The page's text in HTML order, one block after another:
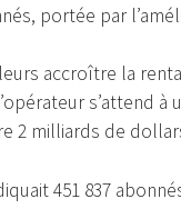
portée par
accroître la
s’attend
2 milliards de
451 837